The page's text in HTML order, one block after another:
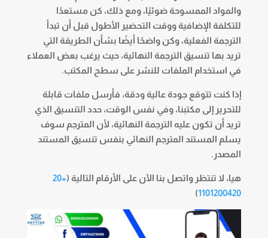
والمواد الممسوحة ضوئيًا، ومع ذلك، كن مستعدًا
للتكلفة الإضافية ووقت التحضير الأطول قبل أن تبدأ
الترجمة الفعلية، وكن واضحًا أيضًا بشأن الطريقة التي
تريد بها تنسيق الترجمة النهائية، حيث يرغب بعض العملاء
في استخدام الملفات للنشر على سطح المكتب.
إذا كنت تتوقع جودة عالية ودقة، فأرسل ملفات قابلة
للتحرير إلى مكتبنا، وفي نفس الوقت، حدد التنسيق الذي
تريد أن تكون عليه الترجمة النهائية، لأن المترجم سوف
يسلم المستند المترجم النهائي بنفس تنسيق المستند
المصدر.
هيا، لا تنتظر واتصل بنا الآن على الأرقام التالية (+20
1101200420
)